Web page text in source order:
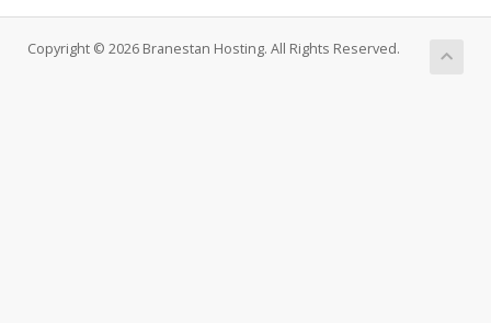
Copyright © 2026 Branestan Hosting. All Rights Reserved.